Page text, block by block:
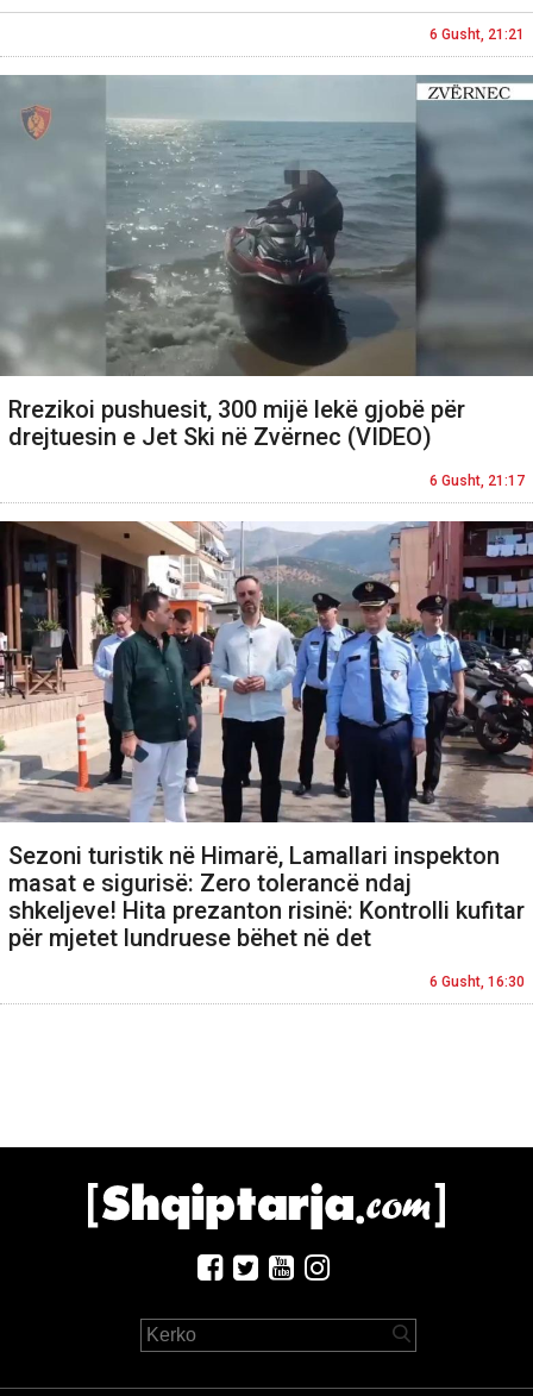
6 Gusht, 21:21
Rrezikoi pushuesit, 300 mijë lekë gjobë për
drejtuesin e Jet Ski në Zvërnec (VIDEO)
6 Gusht, 21:17
Sezoni turistik në Himarë, Lamallari inspekton
masat e sigurisë: Zero tolerancë ndaj
shkeljeve! Hita prezanton risinë: Kontrolli kufitar
për mjetet lundruese bëhet në det
6 Gusht, 16:30